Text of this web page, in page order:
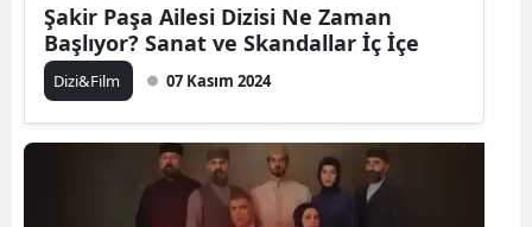
Şakir Paşa Ailesi Dizisi Ne Zaman
Başlıyor? Sanat ve Skandallar İç İçe
Dizi&Film 07 Kasım 2024